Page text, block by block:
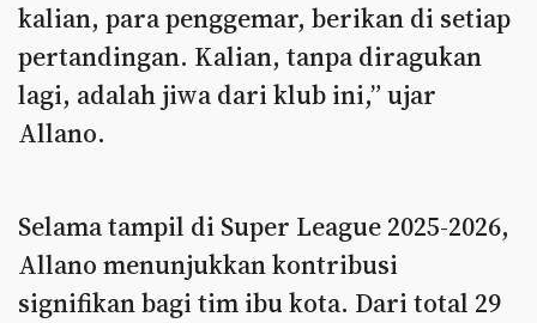
kalian, para penggemar, berikan di setiap
pertandingan. Kalian, tanpa diragukan
lagi, adalah jiwa dari klub ini,” ujar
Allano.
Selama tampil di Super League 2025-2026,
Allano menunjukkan kontribusi
signifikan bagi tim ibu kota. Dari total 29